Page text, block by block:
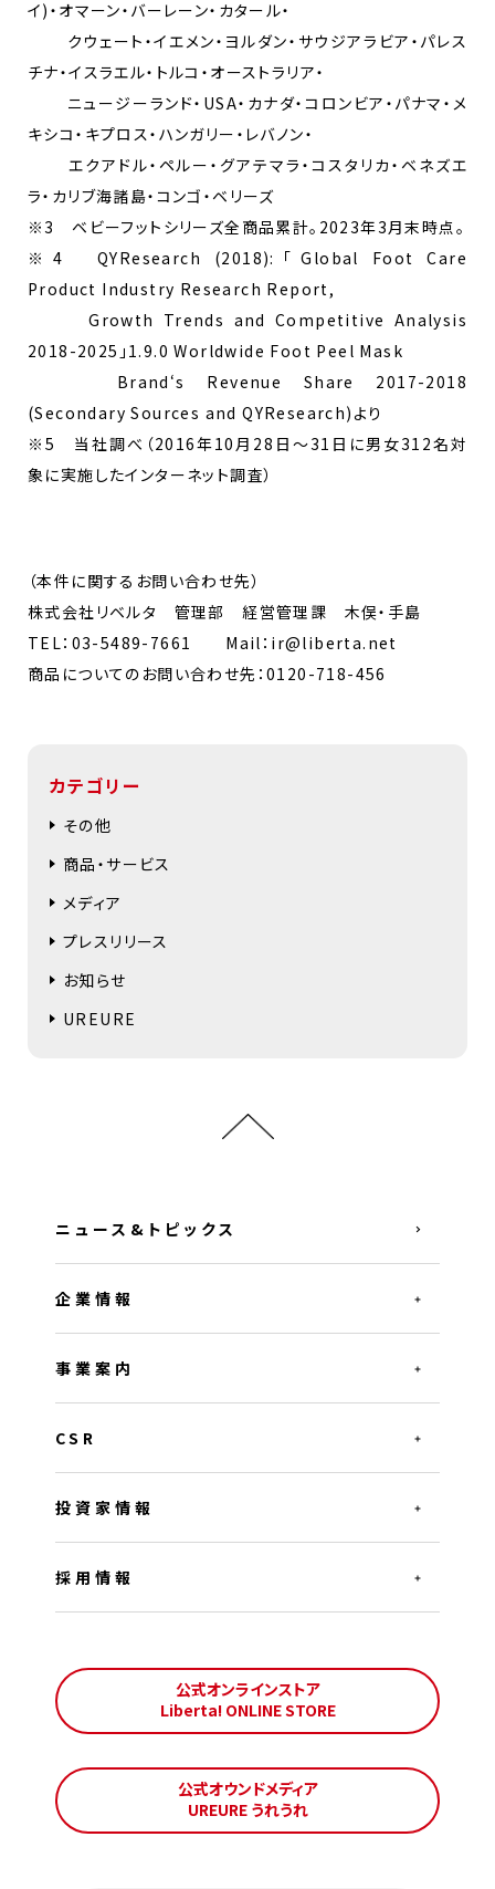
イ)・オマーン・バーレーン・カタール・
クウェート・イエメン・ヨルダン・サウジアラビア・パレス
チナ・イスラエル・トルコ・オーストラリア・
ニュージーランド・USA・カナダ・コロンビア・パナマ・メ
キシコ・キプロス・ハンガリー・レバノン・
エクアドル・ペルー・グアテマラ・コスタリカ・ベネズエ
ラ・カリブ海諸島・コンゴ・ベリーズ
※3 ベビーフットシリーズ全商品累計。2023年3月末時点。
※4 QYResearch (2018):「Global Foot Care
Product Industry Research Report,
Growth Trends and Competitive Analysis
2018-2025」1.9.0 Worldwide Foot Peel Mask
Brand‘s Revenue Share 2017-2018
(Secondary Sources and QYResearch)より
※5 当社調べ（2016年10月28日～31日に男女312名対
象に実施したインターネット調査）
（本件に関するお問い合わせ先）
株式会社リベルタ 管理部 経営管理課 木俣・手島
TEL：03-5489-7661 Mail：ir@liberta.net
商品についてのお問い合わせ先：0120-718-456
カテゴリー
その他
商品・サービス
メディア
プレスリリース
お知らせ
UREURE
ニュース&トピックス
企業情報
事業案内
CSR
投資家情報
採用情報
公式オンラインストア
Liberta! ONLINE STORE
公式オウンドメディア
UREURE うれうれ